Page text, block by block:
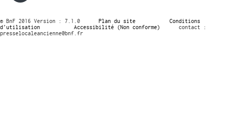
© BnF 2016 Version : 7.1.0 Plan du site
Conditions
d’utilisation
Accessibilité (Non conforme)
contact :
presselocaleancienne@bnf.fr